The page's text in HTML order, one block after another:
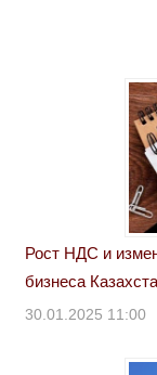
Рост НДС и
бизнеса
30.01.2025 11:00